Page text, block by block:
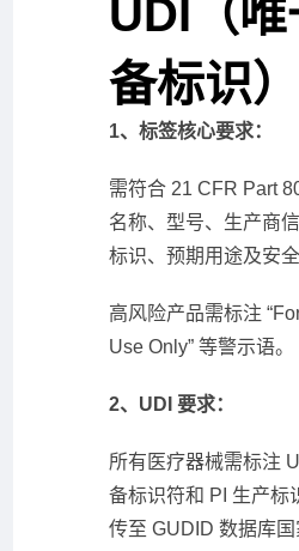
UDI（
备标识）
1、标签核心要求：
需符合 21 CFR Part
名称、型号、生产商
标识、预期用途及安全
高风险产品需标注
Use Only” 等警示语。
2、UDI 要求：
所有医疗器械需标注
备标识符和 PI 生产标
传至 GUDID 数据库